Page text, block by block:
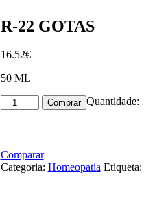
R-22 GOTAS
16.52€
50 ML
Quantidade:
Quantidade
de
GOTAS
Comprar
Comparar
Categoria: Homeopatia Etiqueta: